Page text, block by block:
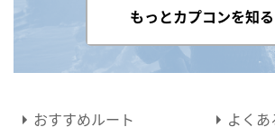
もっとカプコンを知る
おすすめルート よく